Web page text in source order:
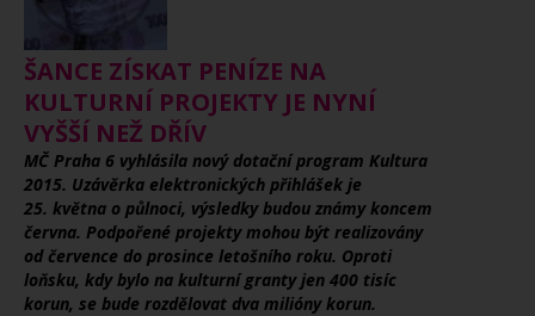
ŠANCE ZÍSKAT PENÍZE NA
KULTURNÍ PROJEKTY JE NYNÍ
VYŠŠÍ NEŽ DŘÍV
MČ Praha 6 vyhlásila nový dotační program Kultura
2015. Uzávěrka elektronických přihlášek je
25. května o půlnoci, výsledky budou známy koncem
června. Podpořené projekty mohou být realizovány
od července do prosince letošního roku. Oproti
loňsku, kdy bylo na kulturní granty jen 400 tisíc
korun, se bude rozdělovat dva milióny korun.